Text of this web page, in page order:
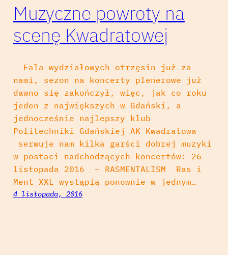
Muzyczne powroty na
scenę Kwadratowej
Fala wydziałowych otrzęsin już za
nami, sezon na koncerty plenerowe już
dawno się zakończył, więc, jak co roku
jeden z największych w Gdański, a
jednocześnie najlepszy klub
Politechniki Gdańskiej AK Kwadratowa
serwuje nam kilka garści dobrej muzyki
w postaci nadchodzących koncertów: 26
listopada 2016 – RASMENTALISM Ras i
Ment XXL wystąpią ponownie w jednym…
4 listopada, 2016